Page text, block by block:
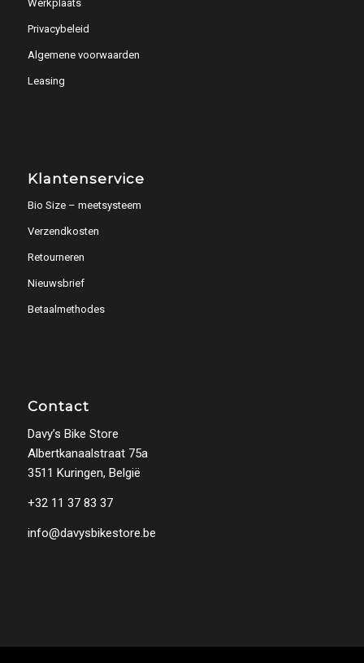
Werkplaats
Privacybeleid
Algemene voorwaarden
Leasing
Klantenservice
Bio Size – meetsysteem
Verzendkosten
Retourneren
Nieuwsbrief
Betaalmethodes
Contact
Davy’s Bike Store
Albertkanaalstraat 75a
3511 Kuringen, België
+32 11 37 83 37
info@davysbikestore.be